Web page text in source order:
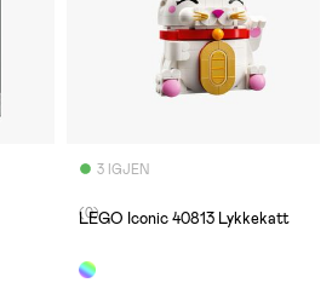
3 IGJEN
(0)
LEGO Iconic 40813 Lykkekatt